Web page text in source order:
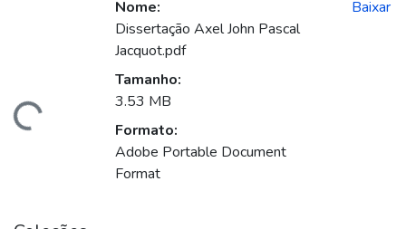
Nome:
Dissertação Axel John Pascal
Jacquot.pdf
Tamanho:
3.53 MB
Formato:
Adobe Portable Document
Format
Baixar